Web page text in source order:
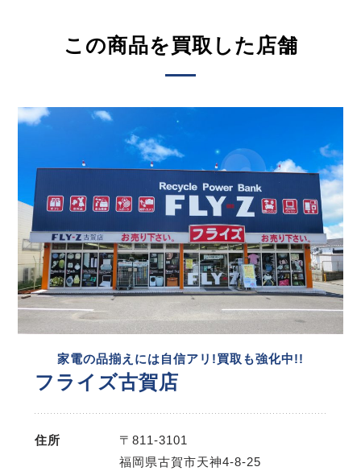
この商品を買取した店舗
家電の品揃えには自信アリ!買取も強化中!!
フライズ古賀店
住所
〒811-3101
福岡県古賀市天神4-8-25